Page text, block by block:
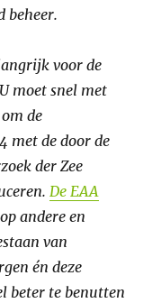
beheer.
voor de
moet snel met
de
met de door de
der Zee
De EAA
andere en
van
én deze
beter te benutten